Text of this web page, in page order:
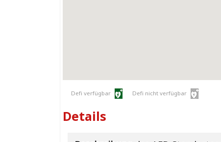
Defi verfügbar Defi nicht verfügbar
Details